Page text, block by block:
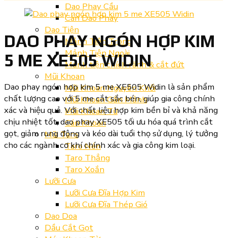
Dao Phay Cầu
Cán Dao Phay
Dao Tiện
Mảnh Tiện Trong
Mảnh Tiện Ngoài
Mảnh tiện chích rãnh & cắt đứt
Mũi Khoan
Mũi Khoan Nguyên Khối
Mũi Khoan Gắn Mảnh
Mũi Khoan Từ
Cán Khoan
Mũi Taro
Taro Nén
Taro Thẳng
Taro Xoắn
Lưỡi Cưa
Lưỡi Cưa Đĩa Hợp Kim
Lưỡi Cưa Đĩa Thép Gió
Dao Doa
Dầu Cắt Gọt
DAO PHAY NGÓN HỢP KIM
5 ME XE505 WIDIN
Dao phay ngón hợp kim 5 me XE505 Widin là sản phẩm
chất lượng cao với 5 me cắt sắc bén, giúp gia công chính
xác và hiệu quả. Với chất liệu hợp kim bền bỉ và khả năng
chịu nhiệt tốt, dao phay XE505 tối ưu hóa quá trình cắt
gọt, giảm rung động và kéo dài tuổi thọ sử dụng, lý tưởng
cho các ngành cơ khí chính xác và gia công kim loại.